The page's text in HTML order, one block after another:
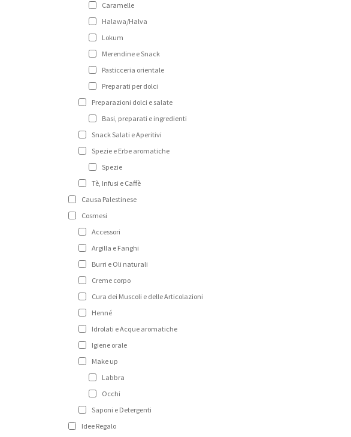
Caramelle
Halawa/Halva
Lokum
Merendine e Snack
Pasticceria orientale
Preparati per dolci
Preparazioni dolci e salate
Basi, preparati e ingredienti
Snack Salati e Aperitivi
Spezie e Erbe aromatiche
Spezie
Tè, Infusi e Caffè
Causa Palestinese
Cosmesi
Accessori
Argilla e Fanghi
Burri e Oli naturali
Creme corpo
Cura dei Muscoli e delle Articolazioni
Henné
Idrolati e Acque aromatiche
Igiene orale
Make up
Labbra
Occhi
Saponi e Detergenti
Idee Regalo